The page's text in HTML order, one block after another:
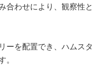
合わせにより、観察性と
ーを配置でき、ハムスタ